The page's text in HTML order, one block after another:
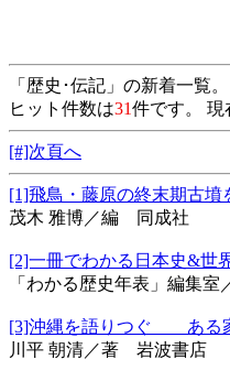
「歴史･伝記」の新着一覧。
ヒット件数は31件です。 現
[#]次頁へ
[1]飛鳥・藤原の終末
茂木 雅博／編 同成社
[2]一冊でわかる日本史&
「わかる歴史年表」編集
[3]沖縄を語りつぐ ある
川平 朝清／著 岩波書店